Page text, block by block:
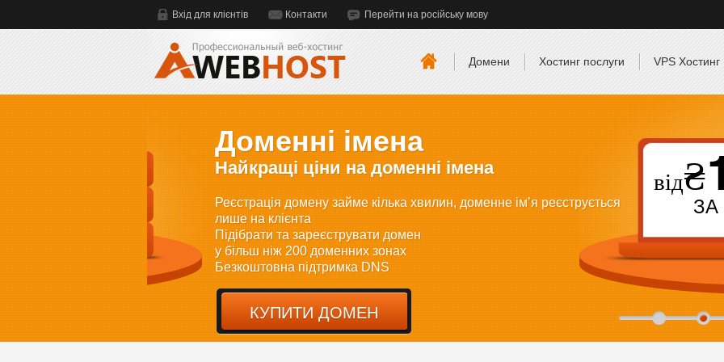
Вхід для клієнтів Контакти Перейти на російську мову
Домени Хостинг послуги VPS Хостинг
Доменні імена
Найкращі ціни на доменні імена
Реєстрація домену займе кілька хвилин, доменне імʼя реєструється
лише на клієнта
Підібрати та зареєструвати домен
у більш ніж 200 доменних зонах
Безкоштовна підтримка DNS
КУПИТИ ДОМЕН
100